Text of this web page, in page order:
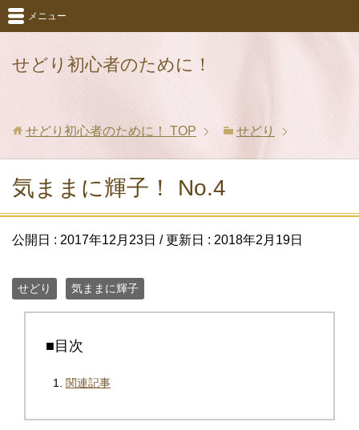
せどり初心者のために！
メニュー
せどり初心者のために！ TOP せどり
気ままに輝子！ No.4
公開日 : 2017年12月23日 / 更新日 : 2018年2月19日
せどり 気ままに輝子
■目次
関連記事